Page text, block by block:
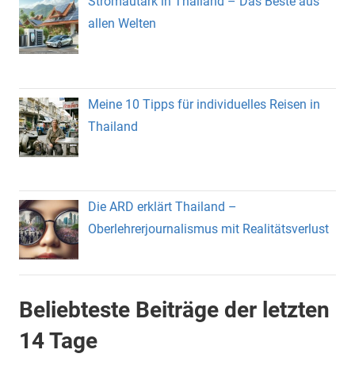
allen Welten
Meine 10 Tipps für individuelles Reisen in
Thailand
Die ARD erklärt Thailand –
Oberlehrerjournalismus mit Realitätsverlust
Beliebteste Beiträge der letzten
14 Tage